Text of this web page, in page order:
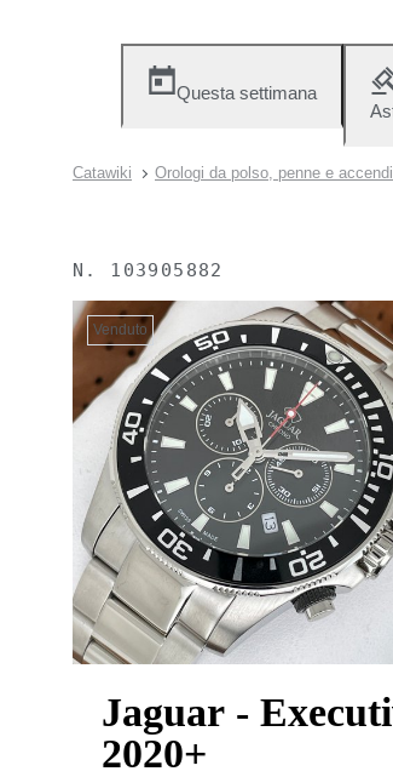
Questa settimana
Catawiki Orologi da polso, penne e
N. 103905882
Venduto
Jaguar -
2020+